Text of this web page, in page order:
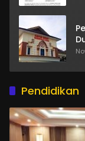
Pendidikan